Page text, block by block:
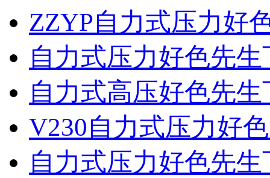
ZZYP自力式压力好
自力式压力好色先
自力式高压好色先
V230自力式压力好
自力式压力好色先